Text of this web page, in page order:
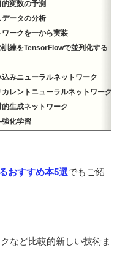
変数の予測
ータの分析
ークを一から実装
練をTensorFlowで並列化する
みニューラルネットワーク
レントニューラルネットワーク
生成ネットワーク
化学習
おすすめ本5選でもご紹
など比較的新しい技術ま